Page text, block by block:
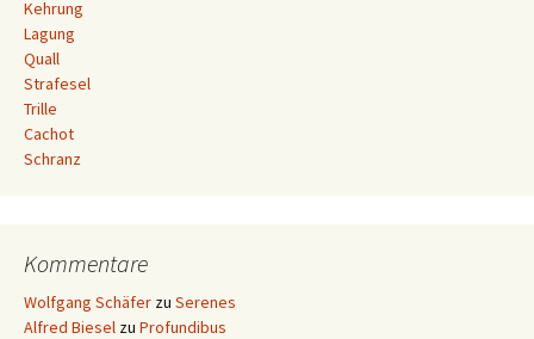
Kehrung
Lagung
Quall
Strafesel
Trille
Cachot
Schranz
Kommentare
Wolfgang Schäfer zu Serenes
Alfred Biesel zu Profundibus